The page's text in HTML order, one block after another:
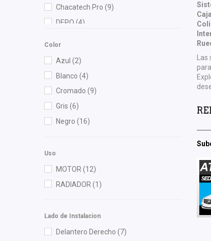
Chacatech Pro (9)
DEPO (4)
Polar(4)
RUVILLE(1)
TomCo(1)
Totalparts(2)
Color
Azul (2)
Blanco (4)
Cromado (9)
Gris (6)
Negro (16)
Uso
MOTOR (12)
RADIADOR (1)
Lado de Instalacion
Delantero Derecho (7)